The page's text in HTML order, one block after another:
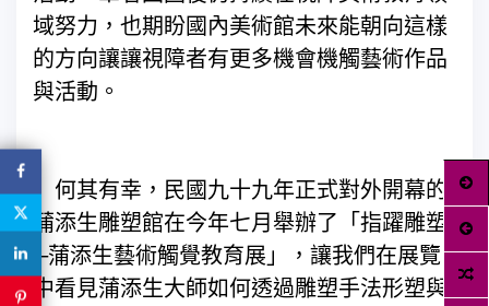
域努力，也期盼國內美術館未來能朝向這樣
的方向讓讓視障者有更多機會機觸藝術作品
與活動。
何其有幸，民國九十九年正式對外開幕的
蒲添生雕塑館在今年七月舉辦了「指躍雕塑
─蒲添生藝術觸覺教育展」，讓我們在展覽
中看見蒲添生大師如何透過雕塑手法形塑與